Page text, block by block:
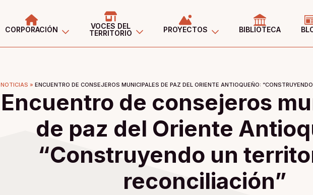
CORPORACIÓN
VOCES DEL
TERRITORIO
PROYECTOS BIBLIOTECA
NOTICIAS » ENCUENTRO DE CONSEJEROS MUNICIPALES DE PAZ DEL ORIENTE ANTIOQUEÑO:
Encuentro de consejeros
de paz del Oriente
“Construyendo un
reconciliación”